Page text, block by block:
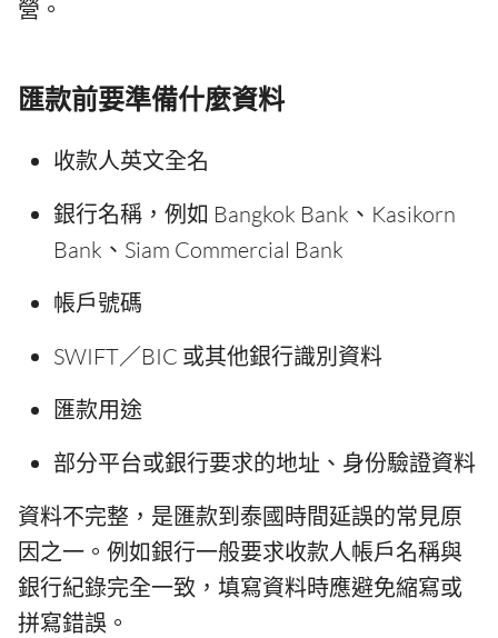
營。
匯款前要準備什麼資料
收款人英文全名
銀行名稱，例如 Bangkok Bank、Kasikorn
Bank、Siam Commercial Bank
帳戶號碼
SWIFT／BIC 或其他銀行識別資料
匯款用途
部分平台或銀行要求的地址、身份驗證資料
資料不完整，是匯款到泰國時間延誤的常見原
因之一。例如銀行一般要求收款人帳戶名稱與
銀行紀錄完全一致，填寫資料時應避免縮寫或
拼寫錯誤。